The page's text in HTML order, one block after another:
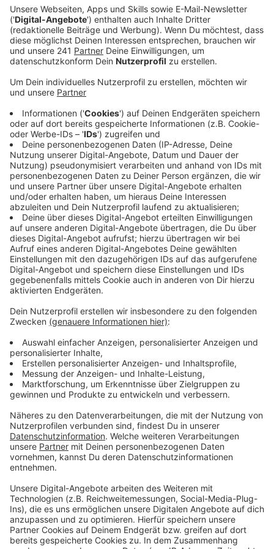
Veröffentlicht:Dienstag, 17.03.2026 10:46
Anzeige
Zwei Mal genutzt
Anzeige
Aktuell sind drei Notrufsäulen in Betrieb: Am Hitdorfer
See, Silbersee und der Wacht am Rhein. Eigentlich
sollte eine weitere im Naherholungsgebiet an der
Hitdorfer Fähre dazu kommen – die wurde von der
Wasserbehörde der Stadt aber nicht genehmigt, so die
DLRG. An den Säulen kann man im Notfall schnell Hilfe
rufen. Bisher wurden sie zwei Mal erfolgreich genutzt,
um einen Brand zu melden. Die Feuerwehr konnte
dadurch frühzeitig eingreifen. Außerdem berichtet die
DLRG, dass die Notrufsäulen bisher nicht
Anzeige
Weitere Meldungen aus der Stadt
Anzeige
Junge Azubis gesucht: Messen in der Region
Leverkusen
Champions League: Bayer 04 Leverkusen gegen FC
Arsenal
Leverkusen: Heinrich-Brüning-Straße Bauarbeiten
Anzeige